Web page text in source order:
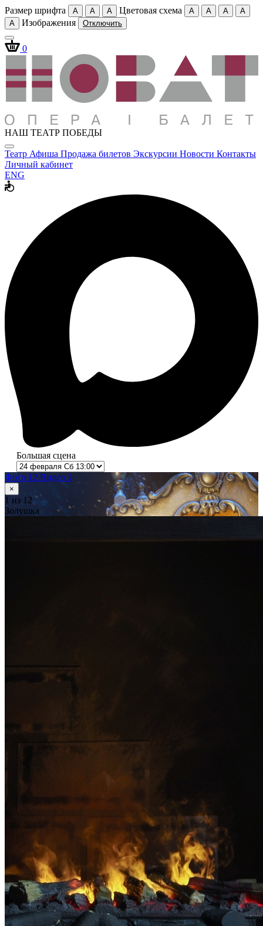
Размер шрифта A A A Цветовая схема A A A
A
A
Изображения Отключить
0
НАШ ТЕАТР ПОБЕДЫ
Театр Афиша Продажа билетов Экскурсии Новости Контакты
Личный кабинет
ENG
Большая сцена
Фото 12 Видео 1
×
1 из 12
Золушка